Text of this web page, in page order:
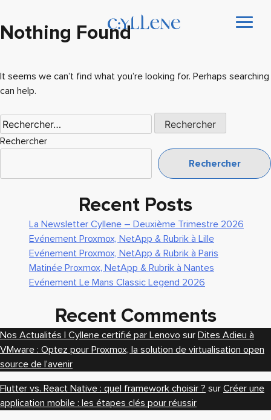
Nothing Found
It seems we can’t find what you’re looking for. Perhaps searching
can help.
Rechercher :
Rechercher
Rechercher
Recent Posts
La Newsletter Cyllene – Deuxième Trimestre 2026
Evénement Proxmox, NetApp & Rubrik à Lille
Evénement Proxmox, NetApp & Rubrik à Paris
Matinée Proxmox, NetApp & Rubrik à Nantes
Evénement Le Mans Classic Legend 2026
Recent Comments
Nos Actualités | Cyllene certifié par Lenovo sur Dites Adieu à
VMware : Optez pour Proxmox, la solution de virtualisation open
source de l’avenir
Flutter vs. React Native : quel framework choisir ? sur Créer une
application mobile : les étapes clés pour réussir